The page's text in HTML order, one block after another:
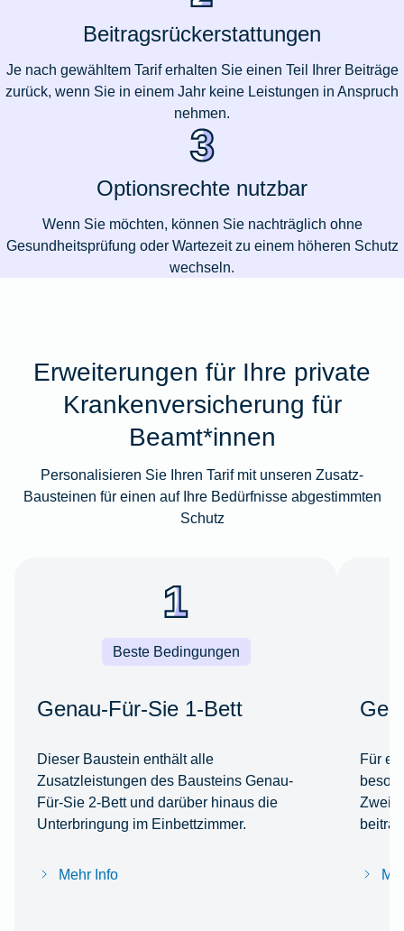
Beitragsrückerstattungen
Je nach gewähltem Tarif erhalten Sie einen Teil Ihrer Beiträge
zurück, wenn Sie in einem Jahr keine Leistungen in Anspruch
nehmen.
Optionsrechte nutzbar
Wenn Sie möchten, können Sie nachträglich ohne
Gesundheitsprüfung oder Wartezeit zu einem höheren Schutz
wechseln.
Erweiterungen für Ihre private
Krankenversicherung für
Beamt*innen
Personalisieren Sie Ihren Tarif mit unseren Zusatz-
Bausteinen für einen auf Ihre Bedürfnisse abgestimmten
Schutz
Beste Bedingungen
Genau-Für-Sie 1-Bett
Dieser Baustein enthält alle
Zusatzleistungen des Bausteins Genau-
Für-Sie 2-Bett und darüber hinaus die
Unterbringung im Einbettzimmer.
Mehr Info
Für